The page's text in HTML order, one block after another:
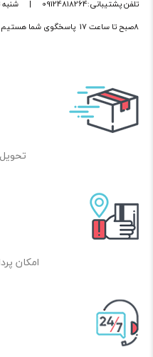
تلفن پشتیبانی:09124818264 |
شنبه
8صبح تا ساعت 17 پاسخگوی شما هستیم.
امکان